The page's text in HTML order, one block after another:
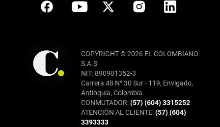
COPYRIGHT © 2026 EL COLOMBIANO
S.A.S
NIT: 890901352-3
Carrera 48 N° 30 Sur - 119, Envigado,
Antioquia, Colombia.
CONMUTADOR:(57) (604) 3315252
ATENCIÓN AL CLIENTE:(57) (604)
3393333